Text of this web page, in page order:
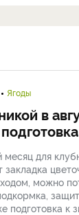
Ягоды
в
для
закладка
можно
подготовка к